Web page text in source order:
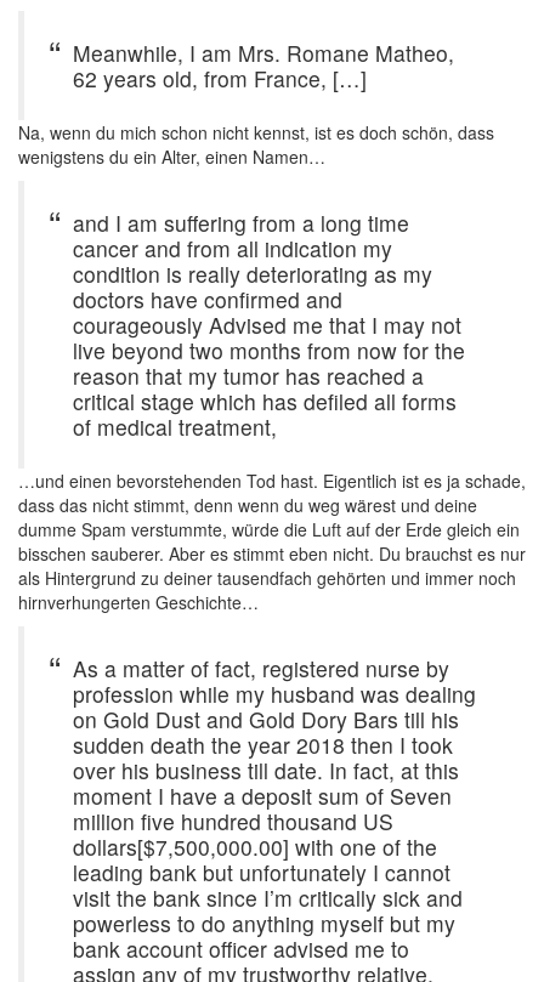
Meanwhile, I am Mrs. Romane Matheo,
62 years old, from France, […]
Na, wenn du mich schon nicht kennst, ist es doch schön, dass
wenigstens du ein Alter, einen Namen…
and I am suffering from a long time
cancer and from all indication my
condition is really deteriorating as my
doctors have confirmed and
courageously Advised me that I may not
live beyond two months from now for the
reason that my tumor has reached a
critical stage which has defiled all forms
of medical treatment,
…und einen bevorstehenden Tod hast. Eigentlich ist es ja schade,
dass das nicht stimmt, denn wenn du weg wärest und deine
dumme Spam verstummte, würde die Luft auf der Erde gleich ein
bisschen sauberer. Aber es stimmt eben nicht. Du brauchst es nur
als Hintergrund zu deiner tausendfach gehörten und immer noch
hirnverhungerten Geschichte…
As a matter of fact, registered nurse by
profession while my husband was dealing
on Gold Dust and Gold Dory Bars till his
sudden death the year 2018 then I took
over his business till date. In fact, at this
moment I have a deposit sum of Seven
million five hundred thousand US
dollars[$7,500,000.00] with one of the
leading bank but unfortunately I cannot
visit the bank since I’m critically sick and
powerless to do anything myself but my
bank account officer advised me to
assign any of my trustworthy relative,